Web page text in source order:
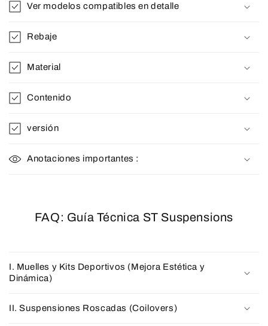
Ver modelos compatibles en detalle
Rebaje
Material
Contenido
versión
Anotaciones importantes :
FAQ: Guía Técnica ST Suspensions
I. Muelles y Kits Deportivos (Mejora Estética y
Dinámica)
II. Suspensiones Roscadas (Coilovers)